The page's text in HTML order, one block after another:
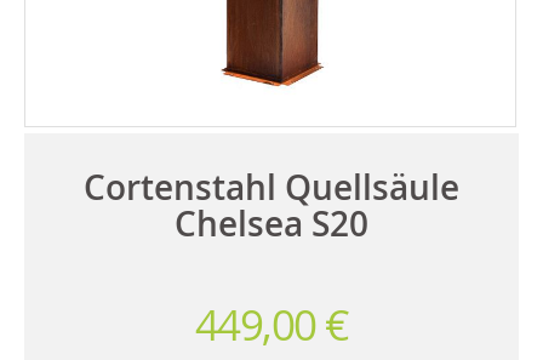
Cortenstahl Quellsäule
Chelsea S20
449,00 €